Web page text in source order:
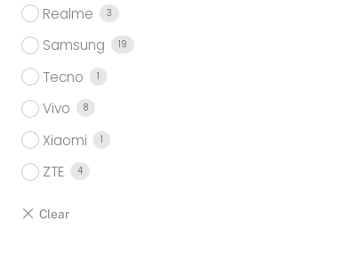
Realme 3
Samsung 19
Tecno 1
Vivo 8
Xiaomi 1
ZTE 4